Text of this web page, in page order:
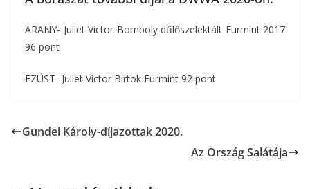
ARANY- Juliet Victor Bomboly dűlőszelektált Furmint 2017
96 pont
EZÜST -Juliet Victor Birtok Furmint 92 pont
Gundel Károly-díjazottak 2020.
Az Ország Salátája